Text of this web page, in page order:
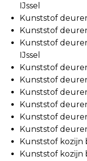
IJssel
Kunststof
Kunststof
Kunststof
IJssel
Kunststof
Kunststof
Kunststof
Kunststof
Kunststof
Kunststof
Kunststof kozijn
Kunststof kozijn